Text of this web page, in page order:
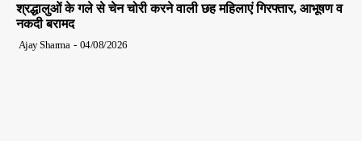
श्रद्धालुओं के गले से चेन चोरी करने वाली छह महिलाएं गिरफ्तार, आभूषण व
नकदी बरामद
Ajay Sharma - 04/08/2026